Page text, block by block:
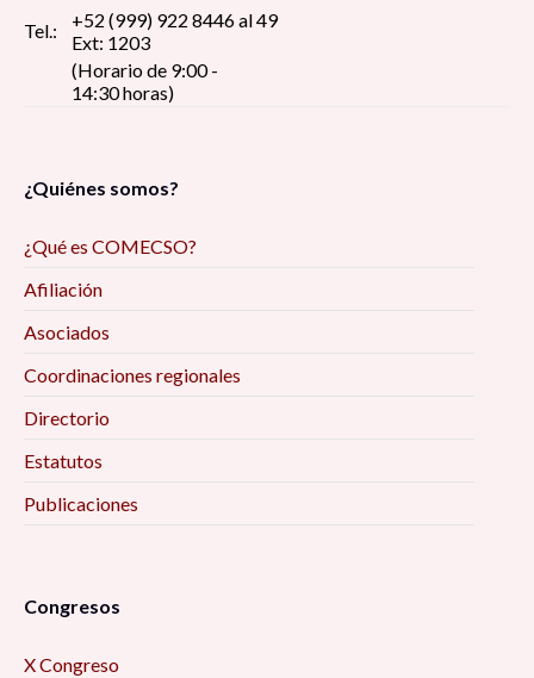
Tel.:
+52 (999) 922 8446 al 49
Ext: 1203
(Horario de 9:00 -
14:30 horas)
¿Quiénes somos?
¿Qué es COMECSO?
Afiliación
Asociados
Coordinaciones regionales
Directorio
Estatutos
Publicaciones
Congresos
X Congreso